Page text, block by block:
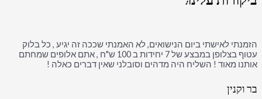
הזמנתי לאישתי ביום הנישואים, לא האמנתי שככה זה יגיע , כל בלוק
עטוף בצלופן במבצע של 7 יחידות ב 100 ש"ח , אתם אלופים שמחתם
אותנו מאוד ! השליח היה מדהים וסובלני שאין דברים כאלה !
בר וקנין